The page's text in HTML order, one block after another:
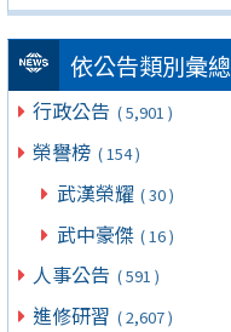
依公告類別彙總
行政公告 ( 5,901 )
榮譽榜 ( 154 )
武漢榮耀 ( 30 )
武中豪傑 ( 16 )
人事公告 ( 591 )
進修研習 ( 2,607 )